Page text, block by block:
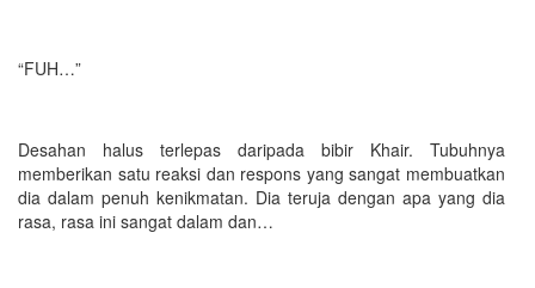
“FUH…”
Desahan halus terlepas daripada bibir Khair. Tubuhnya
memberikan satu reaksi dan respons yang sangat membuatkan
dia dalam penuh kenikmatan. Dia teruja dengan apa yang dia
rasa, rasa ini sangat dalam dan…